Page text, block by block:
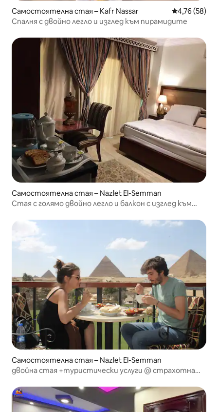
Самостоятелна стая – Kafr Nassar Средна
4,76 (58)
Спалня с двойно легло и изглед към пирамидите
Самостоятелна стая – Nazlet El-Semman
Стая с голямо двойно легло и балкон с изглед към
Самостоятелна стая – Nazlet El-Semman
двойна стая +туристически услуги @ страхотна